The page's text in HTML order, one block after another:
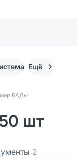
Ещё
БАДы
шт
2